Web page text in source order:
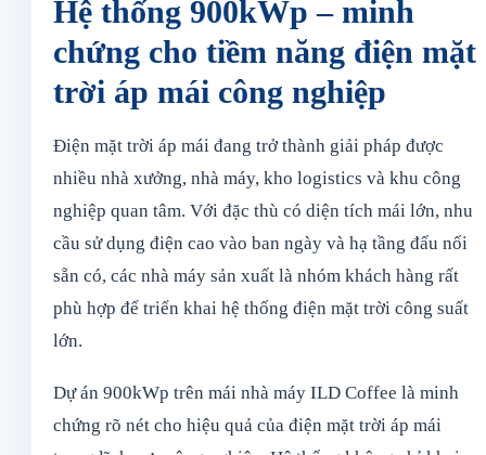
Hệ thống 900kWp – minh
chứng cho tiềm năng điện mặt
trời áp mái công nghiệp
Điện mặt trời áp mái đang trở thành giải pháp được
nhiều nhà xưởng, nhà máy, kho logistics và khu công
nghiệp quan tâm. Với đặc thù có diện tích mái lớn, nhu
cầu sử dụng điện cao vào ban ngày và hạ tầng đấu nối
sẵn có, các nhà máy sản xuất là nhóm khách hàng rất
phù hợp để triển khai hệ thống điện mặt trời công suất
lớn.
Dự án 900kWp trên mái nhà máy ILD Coffee là minh
chứng rõ nét cho hiệu quả của điện mặt trời áp mái